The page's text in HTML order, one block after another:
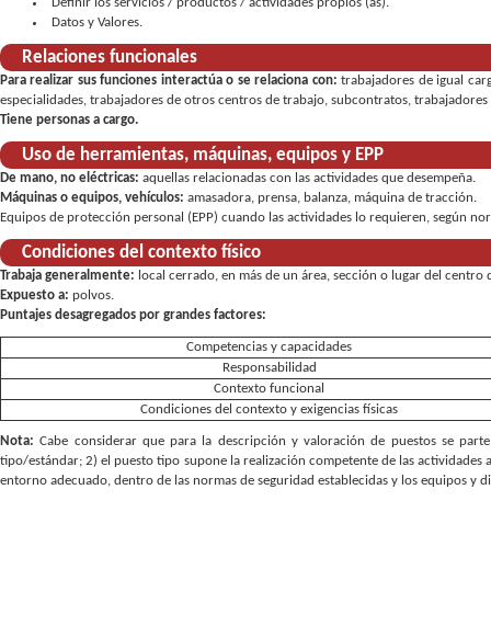
Datos y Valores
Relaciones funcionales
Para realizar sus funciones interactúa o se relaciona con:trabajadores de igual
especialidades, trabajadores de otros centros de trabajo, subcontratos,
Tiene personas a cargo.
Uso de herramientas, máquinas, equipos y EPP
De mano, no eléctricas: aquellas relacionadas con las actividades que desempeña
Máquinas o equipos, vehículos: amasadora, prensa, balanza, máquina de tracción
Equipos de protección personal (EPP) cuando las actividades lo requieren, según
Condiciones del contexto físico
Trabaja generalmente: local cerrado, en más de un área, sección o lugar del
Expuesto a: polvos.
Puntajes desagregados por grandes factores:
Competencias y capacidades
Responsabilidad
Contexto funcional
Condiciones del contexto y exigencias físicas
Nota:Cabe considerar que para la descripción y valoración de puestos se
tipo/estándar; 2) el puesto tipo supone la realización competente de las
entorno adecuado, dentro de las normas de seguridad establecidas y los equipos y